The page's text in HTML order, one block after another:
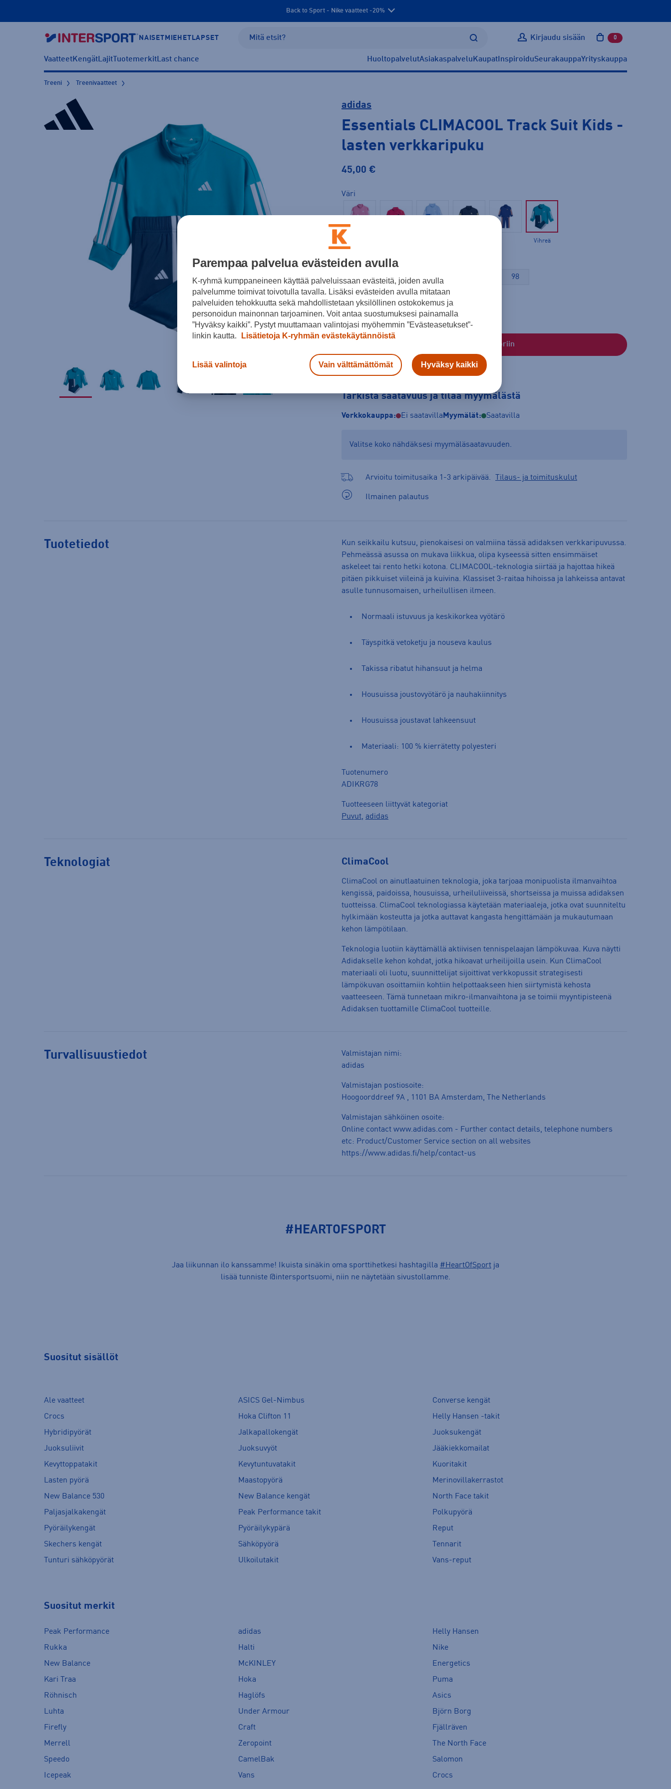
Back to Sport - Nike vaatteet -20%
NAISET MIEHET LAPSET Kirjaudu sisään 0 tuotetta
VaatteetKengätLajitTuotemerkitLast chance HuoltopalvelutAsiakaspalvelu Kaupat InspiroiduSeurakauppaYrityskauppa
Treeni Treenivaatteet
adidas
Essentials CLIMACOOL Track Suit Kids -
lasten verkkaripuku
45,00 €
Väri
Vihreä
Koko
62 68 74 98
Kokotaulukko
Lisää ostoskoriin
Tarkista saatavuus ja tilaa myymälästä
Verkkokauppa: Ei saatavilla Myymälät: Saatavilla
Valitse koko nähdäksesi myymäläsaatavuuden.
Arvioitu toimitusaika 1-3 arkipäivää. Tilaus- ja toimituskulut
Ilmainen palautus
Tuotetiedot
Kun seikkailu kutsuu, pienokaisesi on valmiina tässä adidaksen verkkaripuvussa.
Pehmeässä asussa on mukava liikkua, olipa kyseessä sitten ensimmäiset
askeleet tai rento hetki kotona. CLIMACOOL-teknologia siirtää ja hajottaa hikeä
pitäen pikkuiset viileinä ja kuivina. Klassiset 3-raitaa hihoissa ja lahkeissa antavat
asulle tunnusomaisen, urheilullisen ilmeen.
Normaali istuvuus ja keskikorkea vyötärö
Täyspitkä vetoketju ja nouseva kaulus
Takissa ribatut hihansuut ja helma
Housuissa joustovyötärö ja nauhakiinnitys
Housuissa joustavat lahkeensuut
Materiaali: 100 % kierrätetty polyesteri
Tuotenumero
ADIKRG78
Tuotteeseen liittyvät kategoriat
Puvut, adidas
Teknologiat ClimaCool
ClimaCool on ainutlaatuinen teknologia, joka tarjoaa monipuolista ilmanvaihtoa
kengissä, paidoissa, housuissa, urheiluliiveissä, shortseissa ja muissa adidaksen
tuotteissa. ClimaCool teknologiassa käytetään materiaaleja, jotka ovat suunniteltu
hylkimään kosteutta ja jotka auttavat kangasta hengittämään ja mukautumaan
kehon lämpötilaan.
Teknologia luotiin käyttämällä aktiivisen tennispelaajan lämpökuvaa. Kuva näytti
Adidakselle kehon kohdat, jotka hikoavat urheilijoilla usein. Kun ClimaCool
materiaali oli luotu, suunnittelijat sijoittivat verkkopussit strategisesti
lämpökuvan osoittamiin kohtiin helpottaakseen hien siirtymistä kehosta
vaatteeseen. Tämä tunnetaan mikro-ilmanvaihtona ja se toimii myyntipisteenä
Adidaksen tuottamille ClimaCool tuotteille.
Turvallisuustiedot
Valmistajan nimi:
adidas
Valmistajan postiosoite:
Hoogoorddreef 9A , 1101 BA Amsterdam, The Netherlands
Valmistajan sähköinen osoite:
Online contact www.adidas.com - Further contact details, telephone numbers
etc: Product/Customer Service section on all websites
https://www.adidas.fi/help/contact-us
#HEARTOFSPORT
Jaa liikunnan ilo kanssamme! Ikuista sinäkin oma sporttihetkesi hashtagilla #HeartOfSport ja
lisää tunniste @intersportsuomi, niin ne näytetään sivustollamme.
Suositut sisällöt
Ale vaatteet ASICS Gel-Nimbus
Converse kengät
Crocs
Hoka Clifton 11
Helly Hansen -takit
Hybridipyörät
Jalkapallokengät
Juoksukengät
Juoksuliivit
Juoksuvyöt
Jääkiekkomailat
Kevyttoppatakit
Kevytuntuvatakit
Kuoritakit
Lasten pyörä
Maastopyörä
Merinovillakerrastot
New Balance 530
New Balance kengät
North Face takit
Paljasjalkakengät
Peak Performance takit
Polkupyörä
Pyöräilykengät
Pyöräilykypärä
Reput
Skechers kengät
Sähköpyörä
Tennarit
Tunturi sähköpyörät
Ulkoilutakit Vans-reput
Suositut merkit
Peak Performance adidas
Helly Hansen
Rukka
Halti
Nike
New Balance
McKINLEY
Energetics
Kari Traa
Hoka
Puma
Röhnisch
Haglöfs
Asics
Luhta
Under Armour
Björn Borg
Firefly
Craft
Fjällräven
Merrell
Zeropoint
The North Face
Speedo
CamelBak
Salomon
Icepeak
Vans Crocs
Parempaa palvelua evästeiden avulla
K-ryhmä kumppaneineen käyttää palveluissaan evästeitä, joiden avulla
palvelumme toimivat toivotulla tavalla. Lisäksi evästeiden avulla mitataan
palveluiden tehokkuutta sekä mahdollistetaan yksilöllinen ostokokemus ja
personoidun mainonnan tarjoaminen. Voit antaa suostumuksesi painamalla
”Hyväksy kaikki”. Pystyt muuttamaan valintojasi myöhemmin ”Evästeasetukset”-
linkin kautta.
Lisätietoja K-ryhmän evästekäytännöistä
Lisää valintoja Vain välttämättömät Hyväksy kaikki